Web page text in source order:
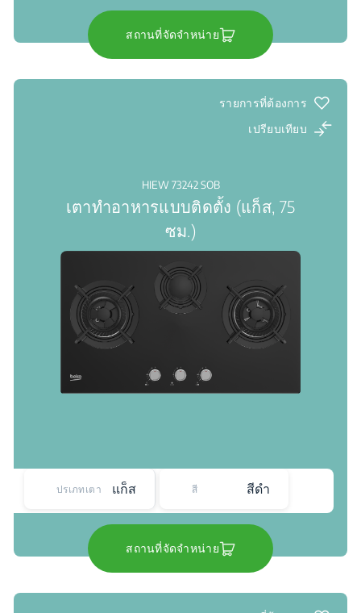
สถานที่จัดจำหน่าย
รายการที่ต้องการ
เปรียบเทียบ
HIEW 73242 SOB
เตาทำอาหารแบบติดตั้ง (แก็ส, 75
ซม.)
ปรเภทเตา แก็ส สี สีดำ
สถานที่จัดจำหน่าย